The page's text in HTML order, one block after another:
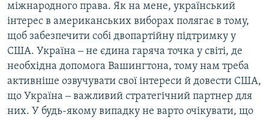
міжнародного права. Як на мене, український
інтерес в американських виборах полягає в тому,
щоб забезпечити собі двопартійну підтримку у
США. Україна ‒ не єдина гаряча точка у світі, де
необхідна допомога Вашингтона, тому нам треба
активніше озвучувати свої інтереси й довести США,
що Україна ‒ важливий стратегічний партнер для
них. У будь-якому випадку не варто очікувати, що